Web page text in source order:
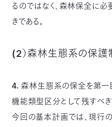
るのではなく、森林保全に
きである。
(2）森林生態系の保
4. 森林生態系の保全を第一
機能類型区分として残すべき
今回の基本計画では、現行の